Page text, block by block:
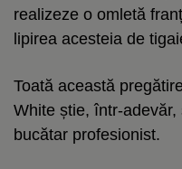
realizeze o omletă
lipirea acesteia de
Toată această
White știe, într-
bucătar profesionist.